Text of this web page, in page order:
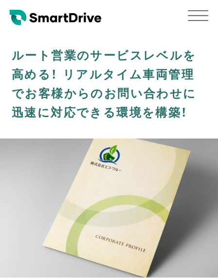
ルート営業のサービスレベルを
高める！ リアルタイム車両管理
でお客様からのお問い合わせに
迅速に対応できる環境を構築！